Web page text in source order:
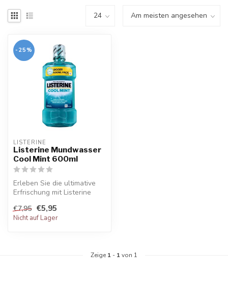
-25%
LISTERINE
Listerine Mundwasser
Cool Mint 600ml
Erleben Sie die ultimative
Erfrischung mit Listerine
600ml....
€7,95 €5,95
Nicht auf Lager
Zeige 1 - 1von 1